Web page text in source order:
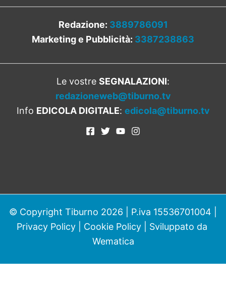
Redazione: 3889786091
Marketing e Pubblicità: 3387238863
Le vostre SEGNALAZIONI:
redazioneweb@tiburno.tv
Info EDICOLA DIGITALE: edicola@tiburno.tv
© Copyright Tiburno 2026 | P.iva 15536701004 |
Privacy Policy| Cookie Policy| Sviluppato da
Wematica